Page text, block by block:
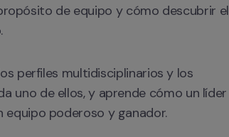
de equipo y cómo descubrir el
perfiles multidisciplinarios y los
uno de ellos, y aprende cómo un líder
equipo poderoso y ganador.